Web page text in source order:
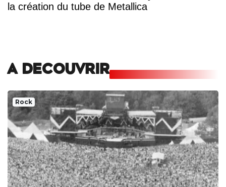
la création du tube de Metallica
A DECOUVRIR
Rock